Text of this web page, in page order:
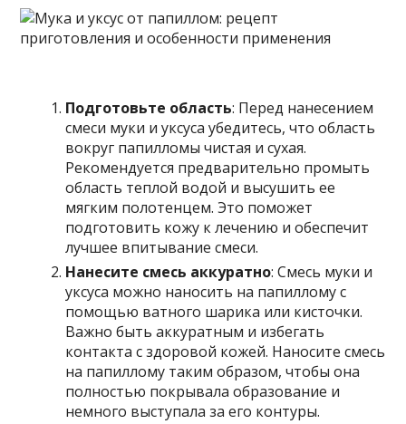
Подготовьте область: Перед нанесением
смеси муки и уксуса убедитесь, что область
вокруг папилломы чистая и сухая.
Рекомендуется предварительно промыть
область теплой водой и высушить ее
мягким полотенцем. Это поможет
подготовить кожу к лечению и обеспечит
лучшее впитывание смеси.
Нанесите смесь аккуратно: Смесь муки и
уксуса можно наносить на папиллому с
помощью ватного шарика или кисточки.
Важно быть аккуратным и избегать
контакта с здоровой кожей. Наносите смесь
на папиллому таким образом, чтобы она
полностью покрывала образование и
немного выступала за его контуры.